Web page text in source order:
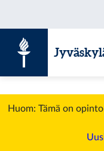
Huom: Tämä on